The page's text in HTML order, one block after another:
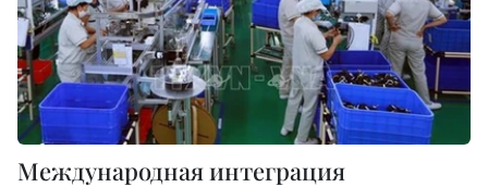
Международная интеграция